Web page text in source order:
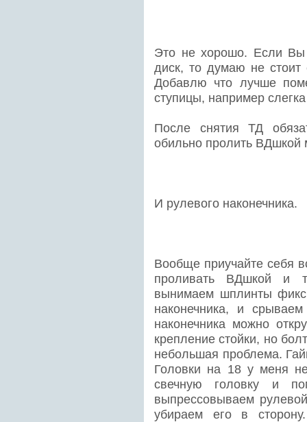
Это не хорошо. Если Вы
диск, то думаю не стоит
Добавлю что лучше
ступицы, например
После снятия ТД
обильно пролить ВДшкой
И рулевого наконечника.
Вообще приучайте себя
проливать ВДшкой и
вынимаем шплинты
наконечника, и
наконечника можно
крепление стойки, но
небольшая проблема.
Головки на 18 у меня
свечную головку и
выпрессовываем
убираем его в